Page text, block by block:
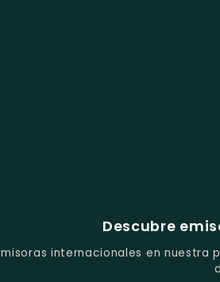
Descubre
internacionales en